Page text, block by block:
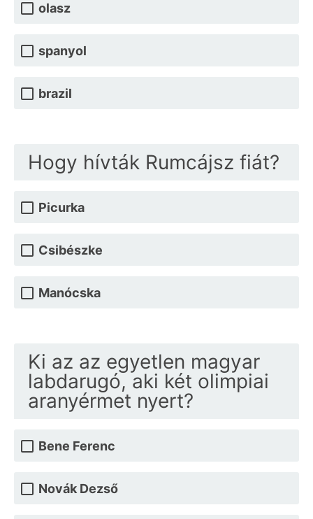
olasz
spanyol
brazil
Hogy hívták Rumcájsz fiát?
Picurka
Csibészke
Manócska
Ki az az egyetlen magyar
labdarugó, aki két olimpiai
aranyérmet nyert?
Bene Ferenc
Novák Dezső